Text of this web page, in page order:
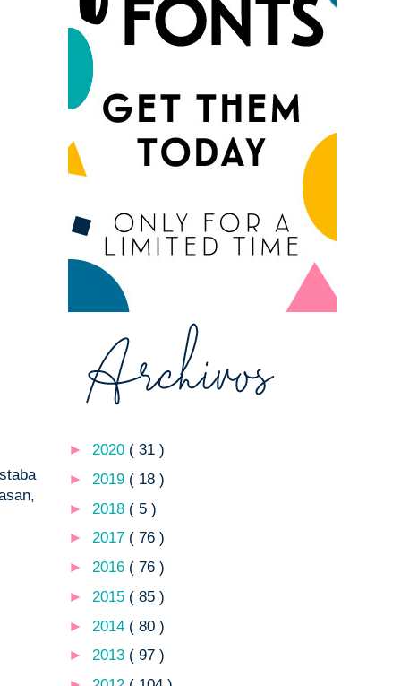
► 2020 ( 31 )
► 2019 ( 18 )
► 2018 ( 5 )
► 2017 ( 76 )
► 2016 ( 76 )
► 2015 ( 85 )
► 2014 ( 80 )
► 2013 ( 97 )